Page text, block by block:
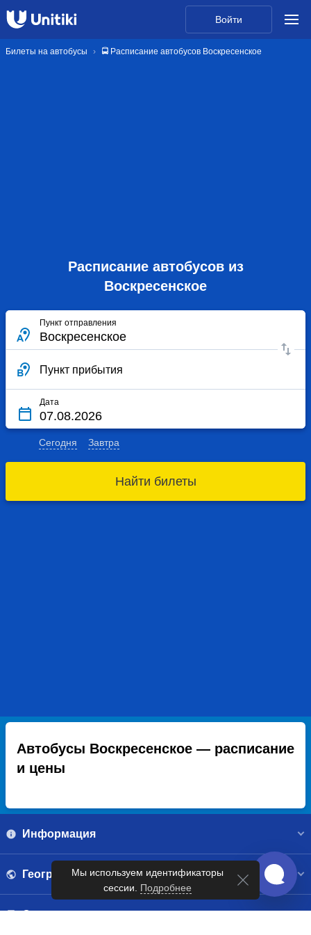
Войти
Билеты на автобусы 🚍 Расписание автобусов Воскресенское
Расписание автобусов из
Воскресенское
Пункт отправления
Пункт прибытия
Дата
Сегодня Завтра
Найти билеты
Автобусы Воскресенское — расписание
и цены
Информация
География
Справочник
Мы используем идентификаторы
сессии. Подробнее